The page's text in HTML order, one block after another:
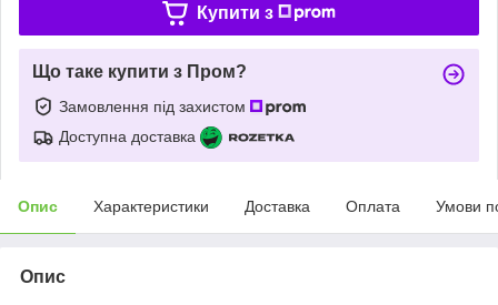
Купити з
Що таке купити з Пром?
Замовлення під захистом
Доступна доставка
Опис Характеристики Доставка Оплата Умови
Опис